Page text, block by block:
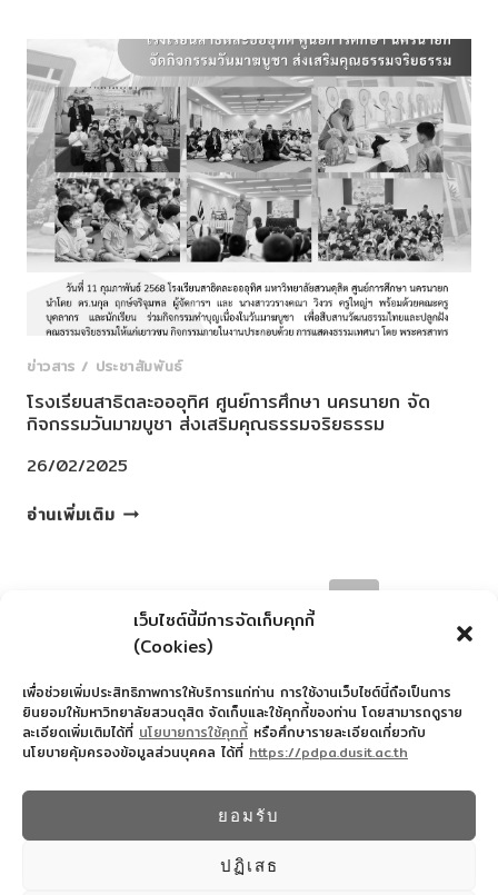
เว็บไซต์นี้มีการจัดเก็บคุกกี้
(Cookies)
เพื่อช่วยเพิ่มประสิทธิภาพการให้บริการแก่ท่าน การใช้งานเว็บไซต์นี้ถือเป็นการ
ยินยอมให้มหาวิทยาลัยสวนดุสิต จัดเก็บและใช้คุกกี้ของท่าน โดยสามารถดูราย
ละเอียดเพิ่มเติมได้ที่ นโยบายการใช้คุกกี้ หรือศึกษารายละเอียดเกี่ยวกับ
นโยบายคุ้มครองข้อมูลส่วนบุคคล ได้ที่ https://pdpa.dusit.ac.th
ยอมรับ
ปฏิเสธ
ครั้ง
ที่
8
ประจำ
เดือน
กุมภาพันธ์
ปี
การ
ศึกษา
2567
ข่าวสาร / ประชาสัมพันธ์
โรงเรียนสาธิตละอออุทิศ ศูนย์การศึกษา นครนายก จัด
กิจกรรมวันมาฆบูชา ส่งเสริมคุณธรรมจริยธรรม
26/02/2025
อ่านเพิ่มเติมโรงเรียนสาธิต
ศูนย์
การ
ศึกษา
นครนายก
จัด
กิจกรรม
วัน
มาฆบูชา
เสริม
NAVIGATION
66
73
Next
Page
022445587
© 2026 โรงเรียนสาธิตละอออุทิศ - WordPress
Theme byKadence WP